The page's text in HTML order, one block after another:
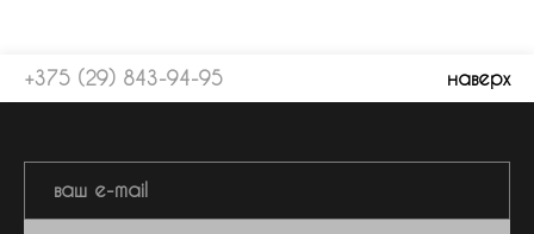
+375 (29) 843-94-95 наверх